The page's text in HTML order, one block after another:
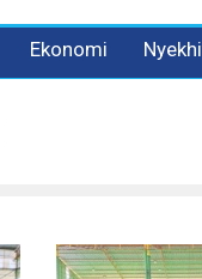
Ekonomi